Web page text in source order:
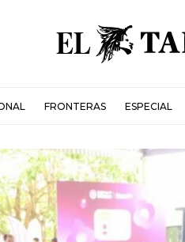
FRONTERAS ESPECIAL